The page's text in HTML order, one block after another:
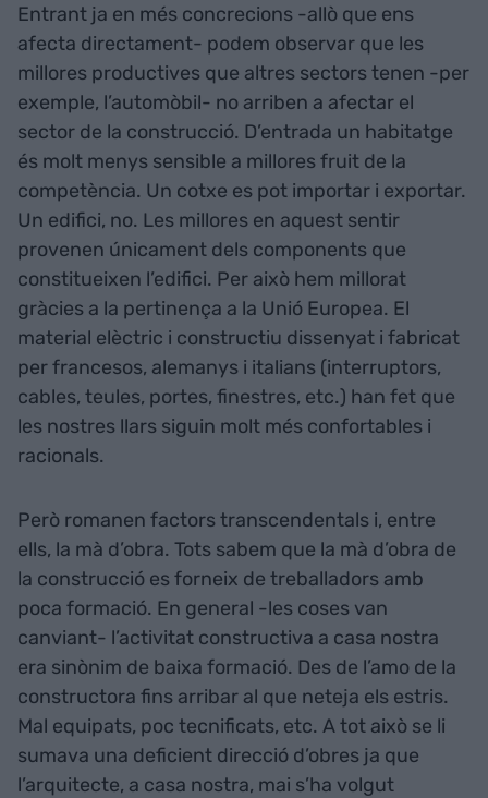
Entrant ja en més concrecions -allò que ens
afecta directament- podem observar que les
millores productives que altres sectors tenen -per
exemple, l’automòbil- no arriben a afectar el
sector de la construcció. D’entrada un habitatge
és molt menys sensible a millores fruit de la
competència. Un cotxe es pot importar i exportar.
Un edifici, no. Les millores en aquest sentir
provenen únicament dels components que
constitueixen l’edifici. Per això hem millorat
gràcies a la pertinença a la Unió Europea. El
material elèctric i constructiu dissenyat i fabricat
per francesos, alemanys i italians (interruptors,
cables, teules, portes, finestres, etc.) han fet que
les nostres llars siguin molt més confortables i
racionals.
Però romanen factors transcendentals i, entre
ells, la mà d’obra. Tots sabem que la mà d’obra de
la construcció es forneix de treballadors amb
poca formació. En general -les coses van
canviant- l’activitat constructiva a casa nostra
era sinònim de baixa formació. Des de l’amo de la
constructora fins arribar al que neteja els estris.
Mal equipats, poc tecnificats, etc. A tot això se li
sumava una deficient direcció d’obres ja que
l’arquitecte, a casa nostra, mai s’ha volgut